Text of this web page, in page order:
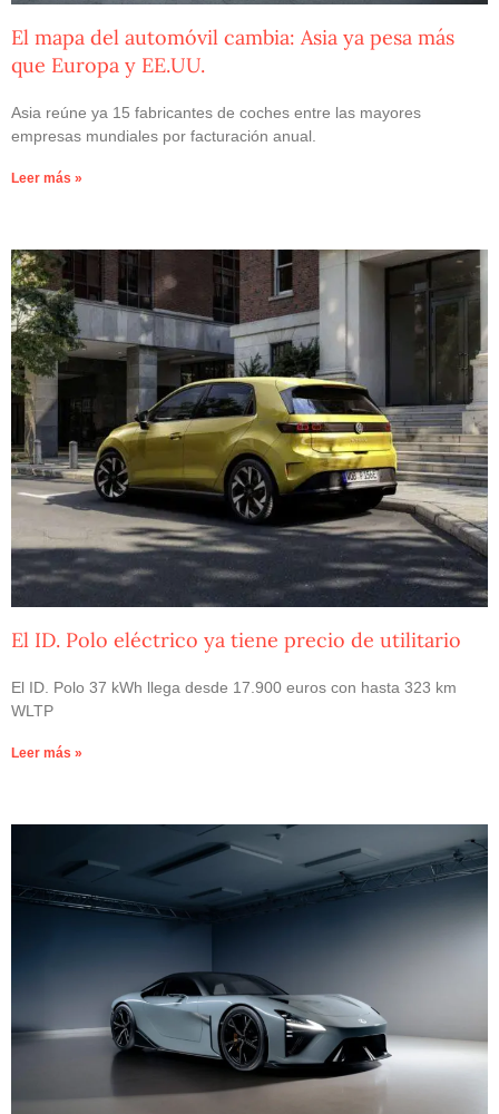
El mapa del automóvil cambia: Asia ya pesa más
que Europa y EE.UU.
Asia reúne ya 15 fabricantes de coches entre las mayores
empresas mundiales por facturación anual.
Leer más »
El ID. Polo eléctrico ya tiene precio de utilitario
El ID. Polo 37 kWh llega desde 17.900 euros con hasta 323 km
WLTP
Leer más »